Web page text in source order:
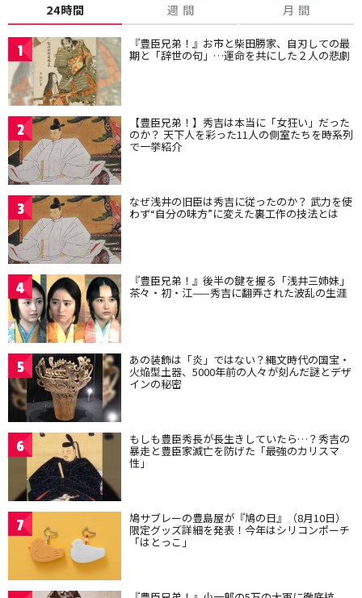
24時間 週 間 月 間
1 『豊臣兄弟！』お市と柴田勝家、自刃しての最
期と「辞世の句」…運命を共にした２人の悲劇
2 【豊臣兄弟！】秀吉は本当に「女狂い」だった
のか？ 天下人を彩った11人の側室たちを時系列
で一挙紹介
3 なぜ浅井の旧臣は秀吉に従ったのか？ 武力を使
わず“自分の味方”に変えた裏工作の技法とは
4 『豊臣兄弟！』後半の鍵を握る「浅井三姉妹」
茶々・初・江——秀吉に翻弄された波乱の生涯
5 あの装飾は「炎」ではない？縄文時代の国宝・
火焔型土器、5000年前の人々が刻んだ謎とデザ
インの秘密
6 もしも豊臣秀長が長生きしていたら…？秀吉の
暴走と豊臣家滅亡を防げた「最強のカリスマ
性」
7 鳩サブレーの豊島屋が『鳩の日』（8月10日）
限定グッズ詳細を発表！今年はシリコンポーチ
「はとっこ」